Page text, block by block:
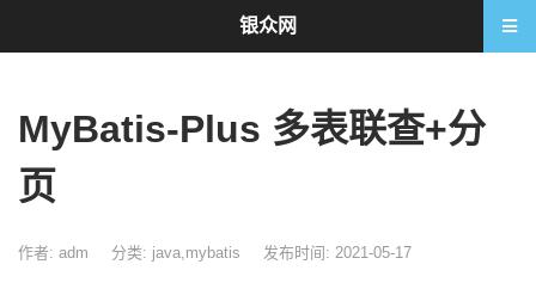
MyBatis-Plus 多表联查+分
页
作者: adm 分类: java,mybatis 发布时间: 2021-05-17
银众网